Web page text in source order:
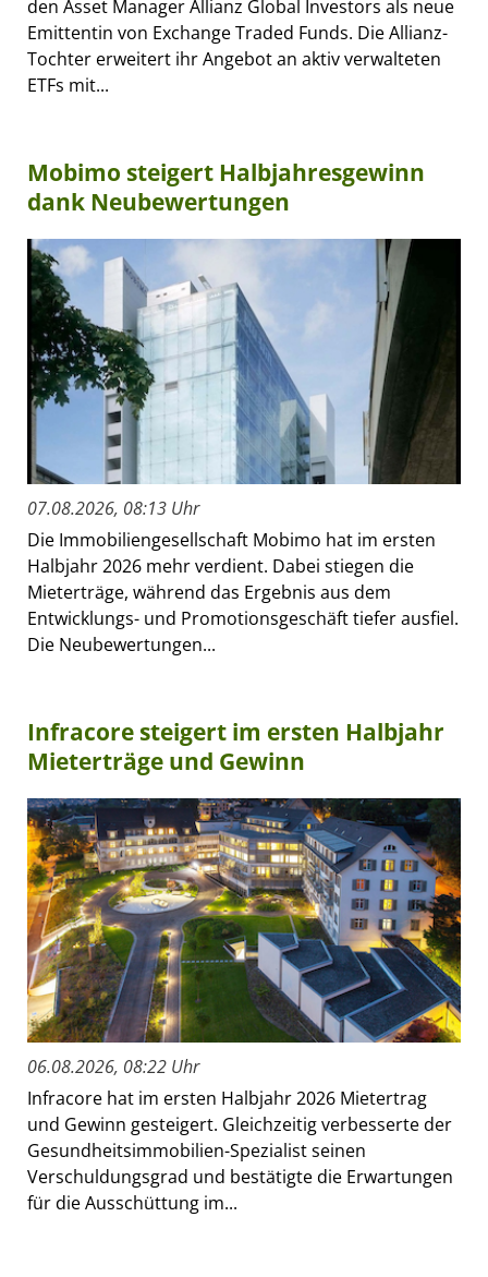
den Asset Manager Allianz Global Investors als neue
Emittentin von Exchange Traded Funds. Die Allianz-
Tochter erweitert ihr Angebot an aktiv verwalteten
ETFs mit...
Mobimo steigert Halbjahresgewinn
dank Neubewertungen
07.08.2026, 08:13 Uhr
Die Immobiliengesellschaft Mobimo hat im ersten
Halbjahr 2026 mehr verdient. Dabei stiegen die
Mieterträge, während das Ergebnis aus dem
Entwicklungs- und Promotionsgeschäft tiefer ausfiel.
Die Neubewertungen...
Infracore steigert im ersten Halbjahr
Mieterträge und Gewinn
06.08.2026, 08:22 Uhr
Infracore hat im ersten Halbjahr 2026 Mietertrag
und Gewinn gesteigert. Gleichzeitig verbesserte der
Gesundheitsimmobilien-Spezialist seinen
Verschuldungsgrad und bestätigte die Erwartungen
für die Ausschüttung im...